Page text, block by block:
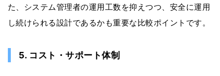
た、システム管理者の運用工数を抑えつつ、安全に運用
し続けられる設計であるかも重要な比較ポイントです。
5. コスト・サポート体制